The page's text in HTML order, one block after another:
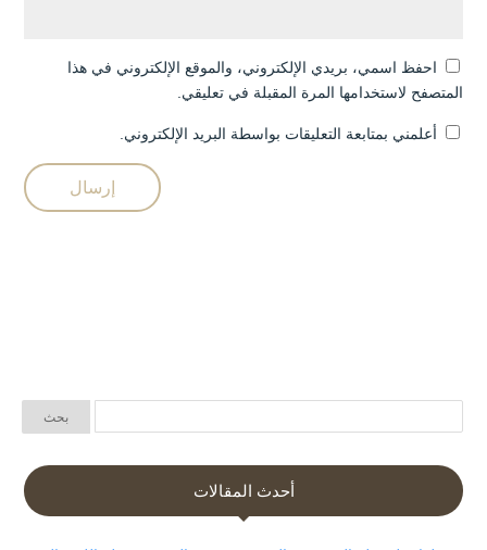
احفظ اسمي، بريدي الإلكتروني، والموقع الإلكتروني في هذا
المتصفح لاستخدامها المرة المقبلة في تعليقي.
أعلمني بمتابعة التعليقات بواسطة البريد الإلكتروني.
أحدث المقالات